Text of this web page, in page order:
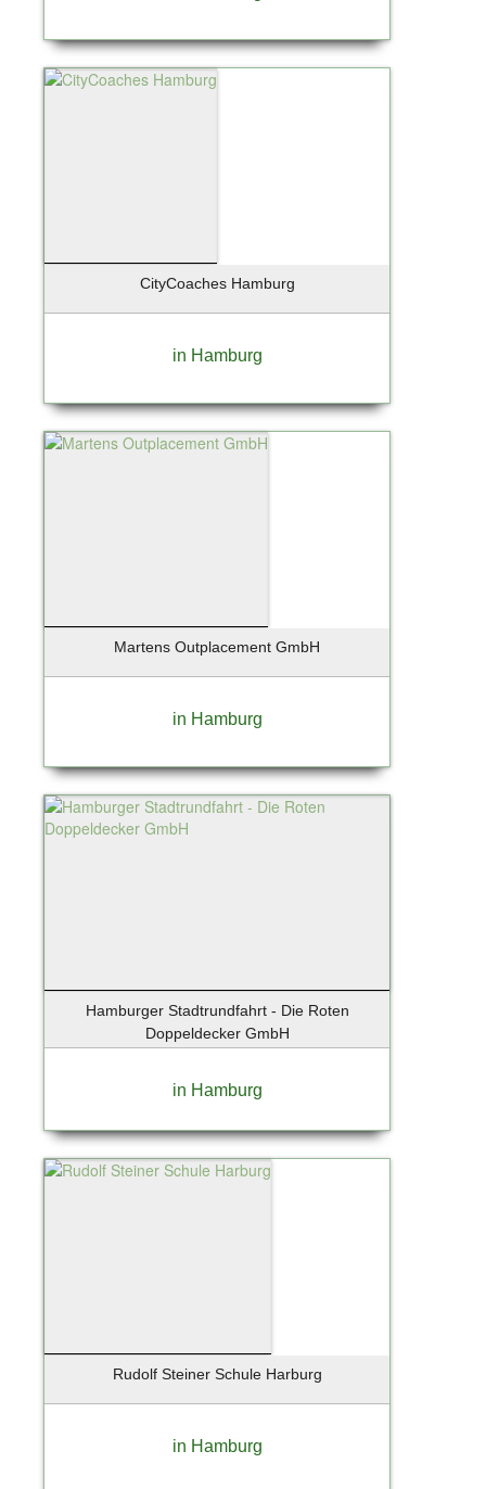
CityCoaches Hamburg
in Hamburg
Martens Outplacement GmbH
in Hamburg
Hamburger Stadtrundfahrt - Die Roten
Doppeldecker GmbH
in Hamburg
Rudolf Steiner Schule Harburg
in Hamburg